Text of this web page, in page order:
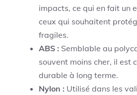
impacts, ce qui en fait un
ceux qui souhaitent
fragiles.
ABS : Semblable au
souvent moins cher, il est
durable à long terme.
Nylon : Utilisé dans les